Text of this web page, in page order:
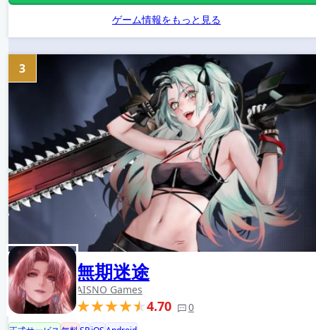
ゲーム情報をもっと見る
無期迷途
AISNO Games
4.70 0
3